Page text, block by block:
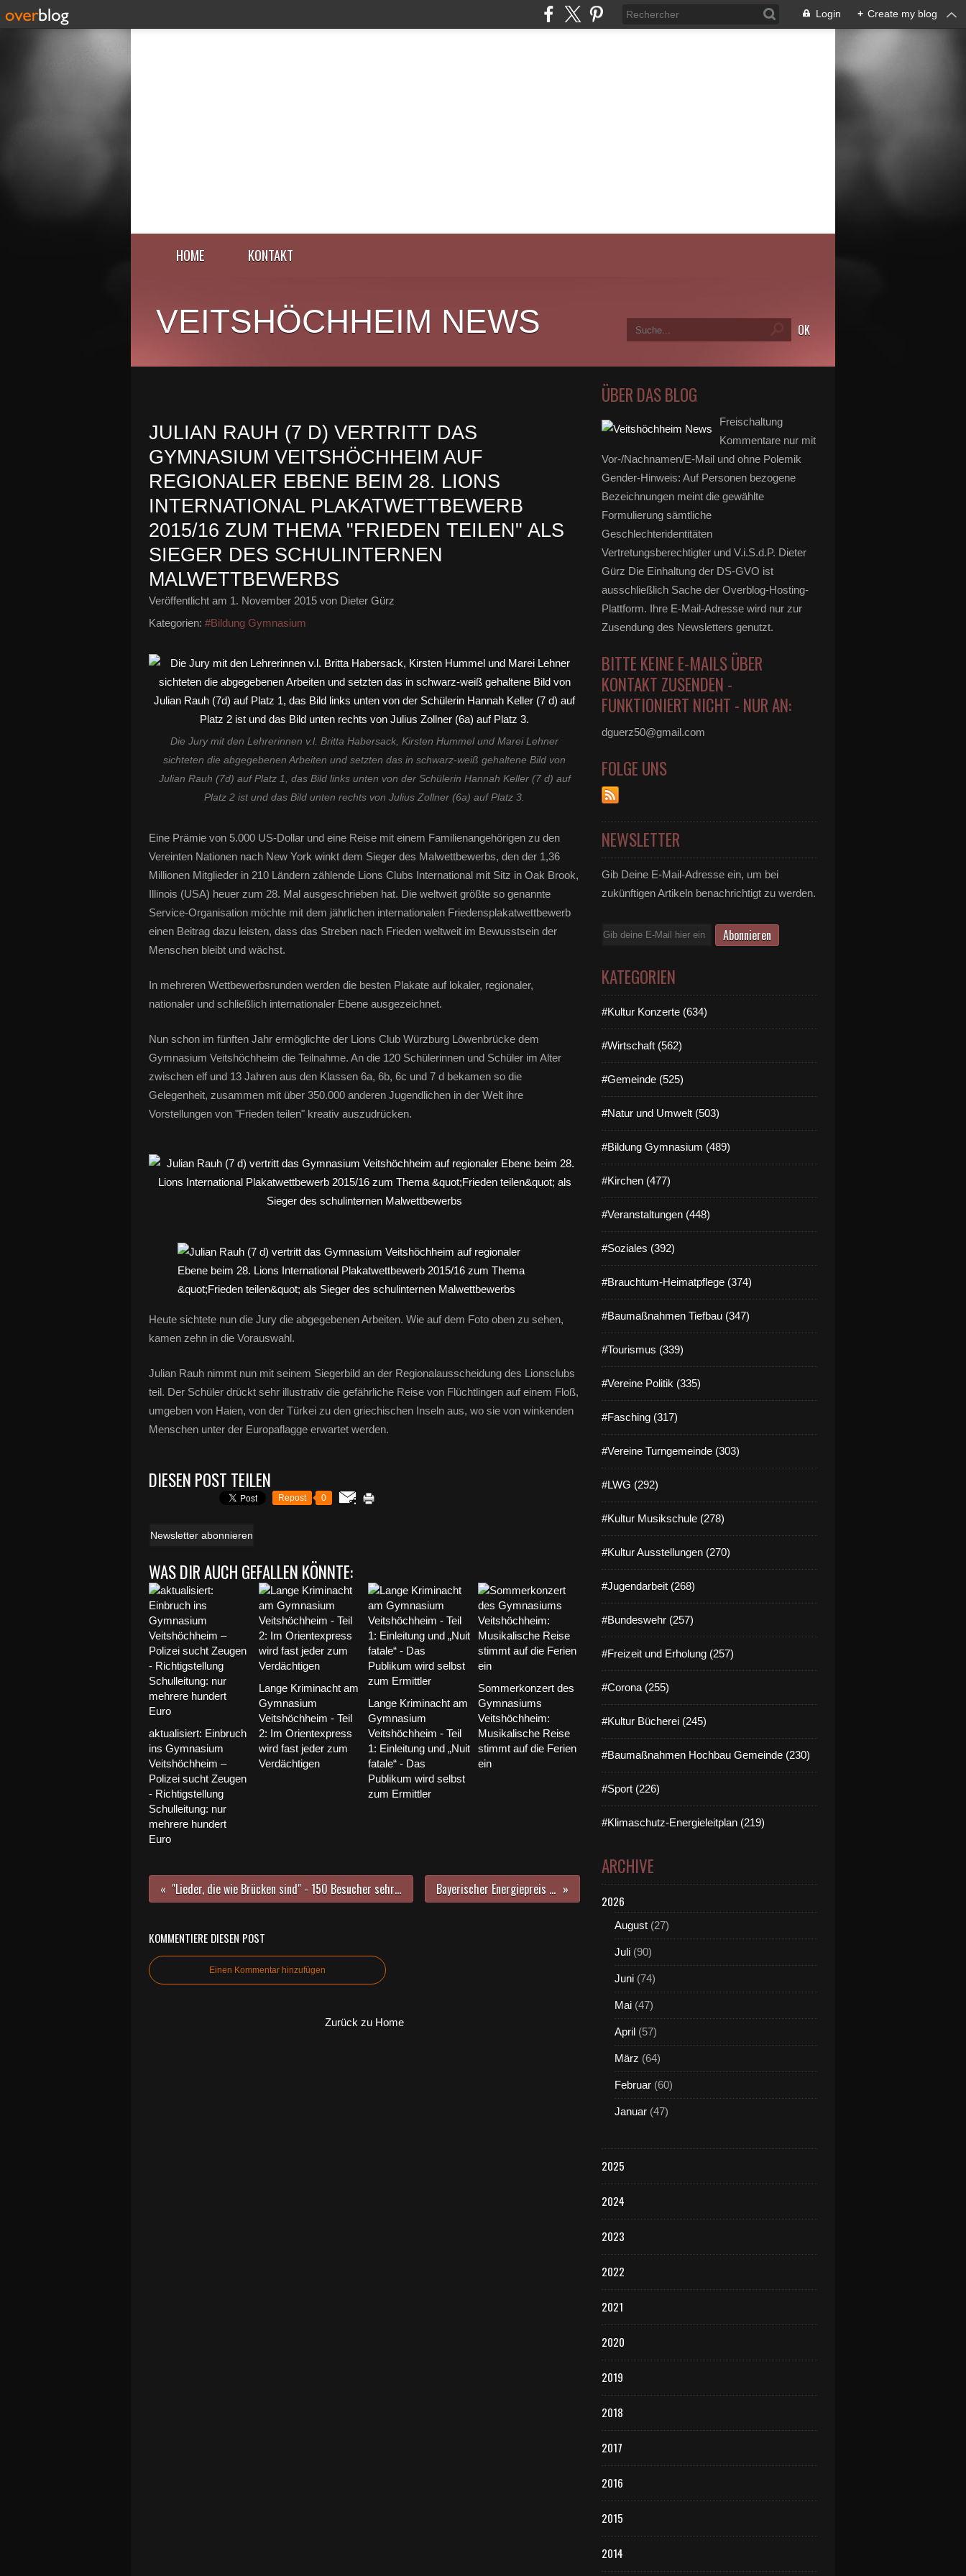
Login + Create my blog
HOME KONTAKT
VEITSHÖCHHEIM NEWS
JULIAN RAUH (7 D) VERTRITT DAS
GYMNASIUM VEITSHÖCHHEIM AUF
REGIONALER EBENE BEIM 28. LIONS
INTERNATIONAL PLAKATWETTBEWERB
2015/16 ZUM THEMA "FRIEDEN TEILEN" ALS
SIEGER DES SCHULINTERNEN
MALWETTBEWERBS
Veröffentlicht am 1. November 2015 von Dieter Gürz
Kategorien: #Bildung Gymnasium
Die Jury mit den Lehrerinnen v.l. Britta Habersack, Kirsten Hummel und Marei Lehner
sichteten die abgegebenen Arbeiten und setzten das in schwarz-weiß gehaltene Bild von
Julian Rauh (7d) auf Platz 1, das Bild links unten von der Schülerin Hannah Keller (7 d) auf
Platz 2 ist und das Bild unten rechts von Julius Zollner (6a) auf Platz 3.
Eine Prämie von 5.000 US-Dollar und eine Reise mit einem Familienangehörigen zu den
Vereinten Nationen nach New York winkt dem Sieger des Malwettbewerbs, den der 1,36
Millionen Mitglieder in 210 Ländern zählende Lions Clubs International mit Sitz in Oak Brook,
Illinois (USA) heuer zum 28. Mal ausgeschrieben hat. Die weltweit größte so genannte
Service-Organisation möchte mit dem jährlichen internationalen Friedensplakatwettbewerb
einen Beitrag dazu leisten, dass das Streben nach Frieden weltweit im Bewusstsein der
Menschen bleibt und wächst.
In mehreren Wettbewerbsrunden werden die besten Plakate auf lokaler, regionaler,
nationaler und schließlich internationaler Ebene ausgezeichnet.
Nun schon im fünften Jahr ermöglichte der Lions Club Würzburg Löwenbrücke dem
Gymnasium Veitshöchheim die Teilnahme. An die 120 Schülerinnen und Schüler im Alter
zwischen elf und 13 Jahren aus den Klassen 6a, 6b, 6c und 7 d bekamen so die
Gelegenheit, zusammen mit über 350.000 anderen Jugendlichen in der Welt ihre
Vorstellungen von "Frieden teilen" kreativ auszudrücken.
Heute sichtete nun die Jury die abgegebenen Arbeiten. Wie auf dem Foto oben zu sehen,
kamen zehn in die Vorauswahl.
Julian Rauh nimmt nun mit seinem Siegerbild an der Regionalausscheidung des Lionsclubs
teil. Der Schüler drückt sehr illustrativ die gefährliche Reise von Flüchtlingen auf einem Floß,
umgeben von Haien, von der Türkei zu den griechischen Inseln aus, wo sie von winkenden
Menschen unter der Europaflagge erwartet werden.
DIESEN POST TEILEN
Repost 0
Newsletter abonnieren
WAS DIR AUCH GEFALLEN KÖNNTE:
aktualisiert: Einbruch
ins Gymnasium
Veitshöchheim –
Polizei sucht Zeugen
- Richtigstellung
Schulleitung: nur
mehrere hundert
Euro
Lange Kriminacht am
Gymnasium
Veitshöchheim - Teil
2: Im Orientexpress
wird fast jeder zum
Verdächtigen
Lange Kriminacht am
Gymnasium
Veitshöchheim - Teil
1: Einleitung und „Nuit
fatale“ - Das
Publikum wird selbst
zum Ermittler
Sommerkonzert des
Gymnasiums
Veitshöchheim:
Musikalische Reise
stimmt auf die Ferien
ein
"Lieder, die wie Brücken sind" - 150 Besucher sehr spendenfreudig bei gelungener Benefiz-Kleinkunst-Veranstaltung des Veitshöchheimer Asylhelferkreises - Erlös 1650 Euro Bayerischer Energiepreis 2016 - Auch Privatpersonen und Unternehmen können sich bewerben
KOMMENTIERE DIESEN POST
Einen Kommentar hinzufügen
Zurück zu Home
ÜBER DAS BLOG
Freischaltung
Kommentare nur mit
Vor-/Nachnamen/E-Mail und ohne Polemik
Gender-Hinweis: Auf Personen bezogene
Bezeichnungen meint die gewählte
Formulierung sämtliche
Geschlechteridentitäten
Vertretungsberechtigter und V.i.S.d.P. Dieter
Gürz Die Einhaltung der DS-GVO ist
ausschließlich Sache der Overblog-Hosting-
Plattform. Ihre E-Mail-Adresse wird nur zur
Zusendung des Newsletters genutzt.
BITTE KEINE E-MAILS ÜBER
KONTAKT ZUSENDEN -
FUNKTIONIERT NICHT - NUR AN:
dguerz50@gmail.com
FOLGE UNS
NEWSLETTER
Gib Deine E-Mail-Adresse ein, um bei
zukünftigen Artikeln benachrichtigt zu werden.
E-
KATEGORIEN
#Kultur Konzerte (634)
#Wirtschaft (562)
#Gemeinde (525)
#Natur und Umwelt (503)
#Bildung Gymnasium (489)
#Kirchen (477)
#Veranstaltungen (448)
#Soziales (392)
#Brauchtum-Heimatpflege (374)
#Baumaßnahmen Tiefbau (347)
#Tourismus (339)
#Vereine Politik (335)
#Fasching (317)
#Vereine Turngemeinde (303)
#LWG (292)
#Kultur Musikschule (278)
#Kultur Ausstellungen (270)
#Jugendarbeit (268)
#Bundeswehr (257)
#Freizeit und Erholung (257)
#Corona (255)
#Kultur Bücherei (245)
#Baumaßnahmen Hochbau Gemeinde (230)
#Sport (226)
#Klimaschutz-Energieleitplan (219)
ARCHIVE
2026
August (27)
Juli (90)
Juni (74)
Mai (47)
April (57)
März (64)
Februar (60)
Januar (47)
2025
2024
2023
2022
2021
2020
2019
2018
2017
2016
2015
2014